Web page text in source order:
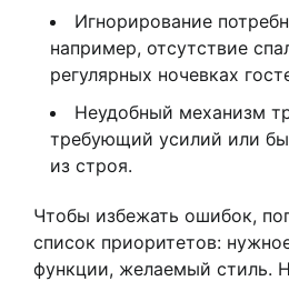
Игнорирование
например, отсутствие
регулярных ночевках
Неудобный механизм
требующий усилий или
из строя.
Чтобы избежать ошибок,
список приоритетов:
функции, желаемый стиль.